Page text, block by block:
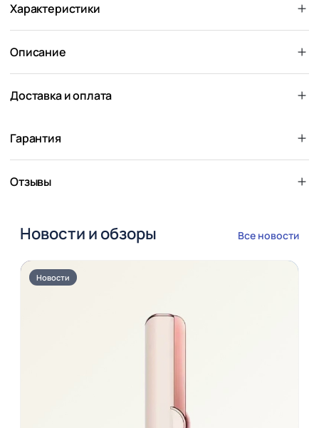
Характеристики
Описание
Доставка и оплата
Гарантия
Отзывы
Новости и обзоры Все новости
Новости